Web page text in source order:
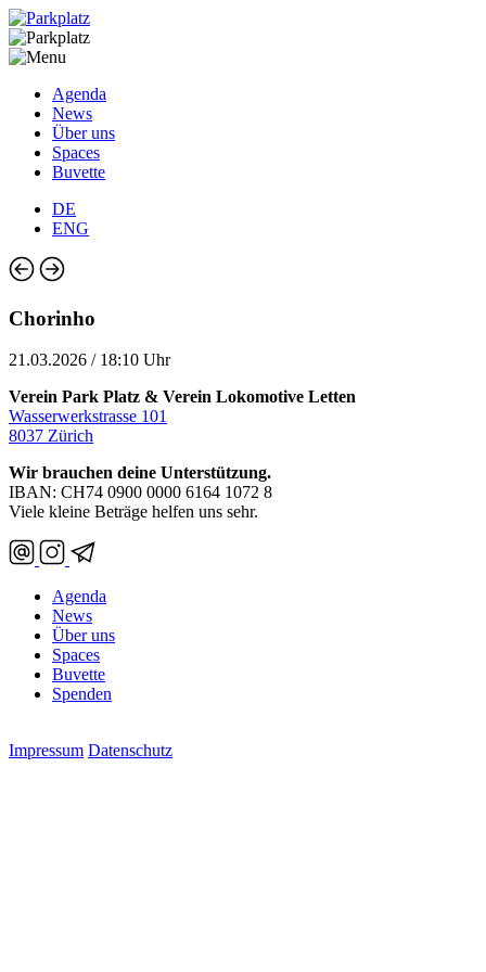
Agenda
News
Über uns
Spaces
Buvette
DE
ENG
Chorinho
21.03.2026 / 18:10 Uhr
Verein Park Platz & Verein Lokomotive Letten
Wasserwerkstrasse 101
8037 Zürich
Wir brauchen deine Unterstützung.
IBAN: CH74 0900 0000 6164 1072 8
Viele kleine Beträge helfen uns sehr.
Agenda
News
Über uns
Spaces
Buvette
Spenden
Impressum Datenschutz